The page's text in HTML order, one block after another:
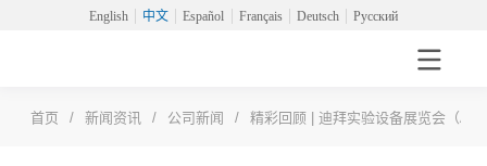
English 中文 Español Français Deutsch Русский
首页 / 新闻资讯 / 公司新闻 / 精彩回顾 | 迪拜实验设备展览会（